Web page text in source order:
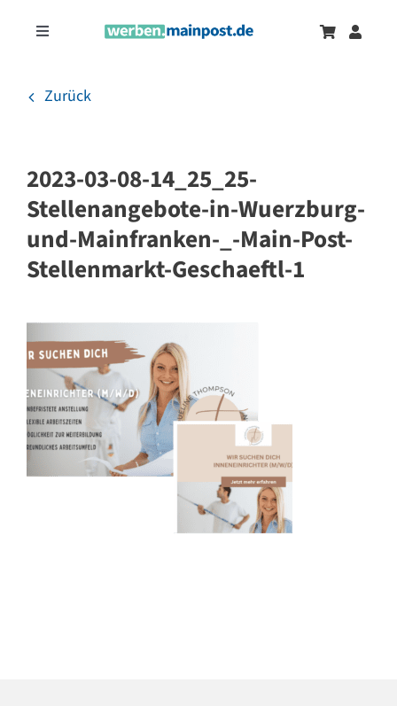
InhaltToggle
Onlinewerbung
Zurück
2023-03-08-14_25_25-
Stellenangebote-in-Wuerzburg-
und-Mainfranken-_-Main-Post-
Stellenmarkt-Geschaeftl-1